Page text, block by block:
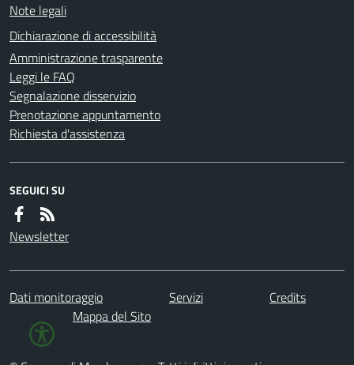
Note legali
Dichiarazione di accessibilità
Amministrazione trasparente
Leggi le FAQ
Segnalazione disservizio
Prenotazione appuntamento
Richiesta d'assistenza
SEGUICI SU
Newsletter
Dati monitoraggio Servizi
Credits
Mappa del Sito